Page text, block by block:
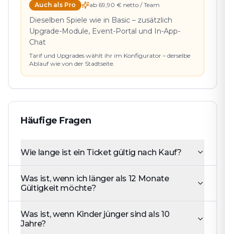
Auch als Pro ab 69,90 € netto / Team
Dieselben Spiele wie in Basic – zusätzlich
Upgrade-Module, Event-Portal und In-App-
Chat
Tarif und Upgrades wählt ihr im Konfigurator – derselbe
Ablauf wie von der Stadtseite.
Häufige Fragen
Wie lange ist ein Ticket gültig nach Kauf?
Was ist, wenn ich länger als 12 Monate
Gültigkeit möchte?
Was ist, wenn Kinder jünger sind als 10
Jahre?